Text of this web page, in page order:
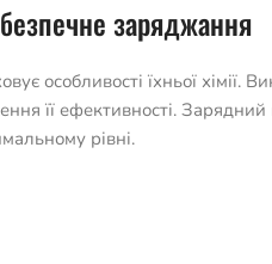
заряджання
особливості їхньої хімії.
її ефективності.
рівні.